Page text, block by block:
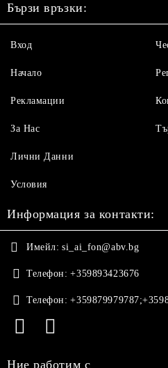
Бързи връзки:
Вход
Начало
Рекламации
За Нас
Лични Данни
Условия
Информация за контакти:
Имейл: si_ai_fon@abv.bg
Телефон: +359893423676
Телефон:
Ние работим с